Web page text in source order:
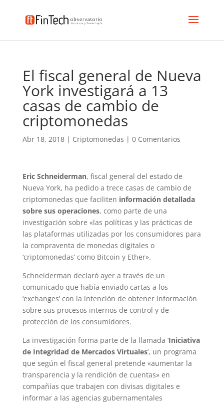
El fiscal general de Nueva
York investigará a 13
casas de cambio de
criptomonedas
Abr 18, 2018| Criptomonedas | 0 Comentarios
Eric Schneiderman, fiscal general del estado de
Nueva York, ha pedido a trece casas de cambio de
criptomonedas que faciliten información detallada
sobre sus operaciones, como parte de una
investigación sobre «las políticas y las prácticas de
las plataformas utilizadas por los consumidores para
la compraventa de monedas digitales o
‘criptomonedas’ como Bitcoin y Ether».
Schneiderman declaró ayer a través de un
comunicado que había enviado cartas a los
‘exchanges’ con la intención de obtener información
sobre sus procesos internos de control y de
protección de los consumidores.
La investigación forma parte de la llamada ‘Iniciativa
de Integridad de Mercados Virtuales‘, un programa
que según el fiscal general pretende «aumentar la
transparencia y la rendición de cuentas» en
compañías que trabajen con divisas digitales e
informar a las agencias gubernamentales